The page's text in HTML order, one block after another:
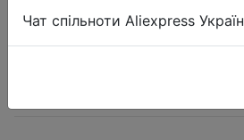
квадрокоптера,
Чат спільноти Aliexpress